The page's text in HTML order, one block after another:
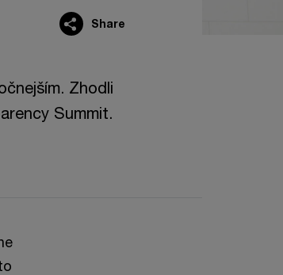
Share
Zhodli
Summit.